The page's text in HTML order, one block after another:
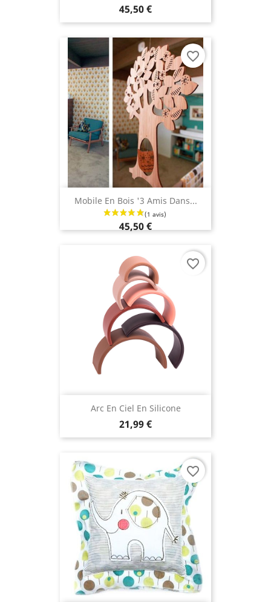
45,50 €
Mobile En Bois '3 Amis Dans...
45,50 €
favorite_border
Arc En Ciel En Silicone
21,99 €
favorite_border
favorite_border